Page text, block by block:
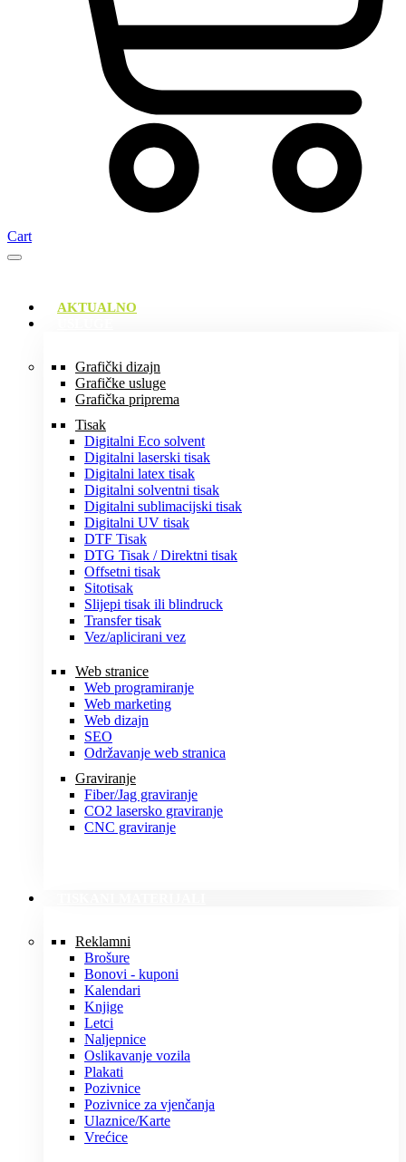
Cart
AKTUALNO
Grafički dizajn
Grafičke usluge
Grafička priprema
Tisak
Digitalni Eco solvent
Digitalni laserski tisak
Digitalni latex tisak
Digitalni solventni tisak
Digitalni sublimacijski tisak
Digitalni UV tisak
DTF Tisak
DTG Tisak / Direktni tisak
Offsetni tisak
Sitotisak
Slijepi tisak ili blindruck
Transfer tisak
Vez/aplicirani vez
Web stranice
Web programiranje
Web marketing
Web dizajn
SEO
Održavanje web stranica
Graviranje
Fiber/Jag graviranje
CO2 lasersko graviranje
CNC graviranje
Reklamni
Brošure
Bonovi - kuponi
Kalendari
Knjige
Letci
Naljepnice
Oslikavanje vozila
Plakati
Pozivnice
Pozivnice za vjenčanja
Ulaznice/Karte
Vrećice